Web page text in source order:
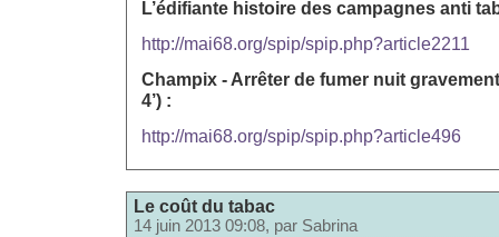
L’édifiante histoire des campagnes anti
http://mai68.org/spip/spip.php?article2211
Champix - Arrêter de fumer nuit
4’) :
http://mai68.org/spip/spip.php?article496
Le coût du tabac
14 juin 2013 09:08, par Sabrina